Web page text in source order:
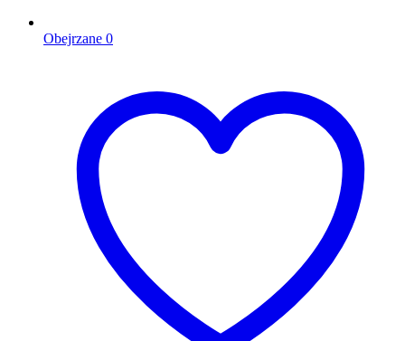
Obejrzane 0